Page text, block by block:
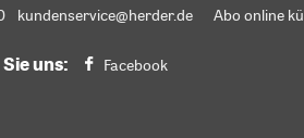
kundenservice@herder.de Abo online
uns: Facebook